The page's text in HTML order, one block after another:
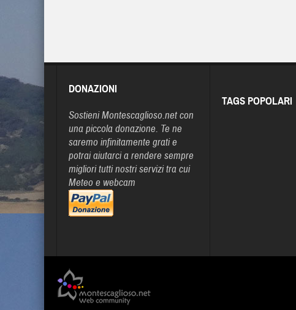
DONAZIONI
Sostieni Montescaglioso.net con
una piccola donazione. Te ne
saremo infinitamente grati e
potrai aiutarci a rendere sempre
migliori tutti nostri servizi tra cui
Meteo e webcam
TAGS POPOLARI